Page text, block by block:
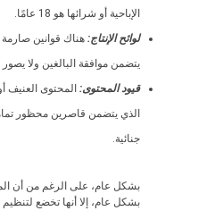
الإباحية أو شرائها هو 18 عامًا.
لوائح الإنتاج: هناك قوانين صارمة
يتضمن موافقة البالغين ولا يصور
قيود المحتوى: المحتوى العنيف
الذي يتضمن قاصرين محظور
جنائية.
بشكل عام، على الرغم من أن
بشكل عام، إلا أنها تخضع